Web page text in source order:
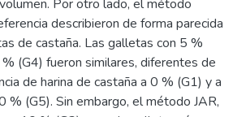
Por otro lado, el método
describieron de forma parecida
de castaña. Las galletas con 5 %
(G4) fueron similares, diferentes de
de harina de castaña a 0 % (G1) y a
% (G5). Sin embargo, el método JAR,